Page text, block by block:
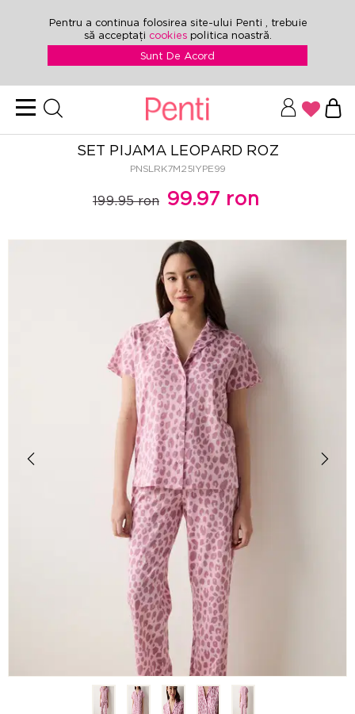
Pentru a continua folosirea site-ului Penti , trebuie
să acceptați cookies politica noastră.
Sunt De Acord
SET PIJAMA LEOPARD ROZ
PNSLRK7M25IYPE99
199.95 ron 99.97 ron